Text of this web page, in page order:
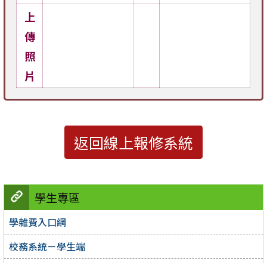
學生專區
學雜費入口網
校務系統－學生端
上
傳
照
片
返回線上報修系統